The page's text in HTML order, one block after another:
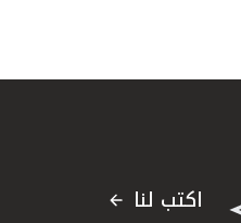
اكتب لنا